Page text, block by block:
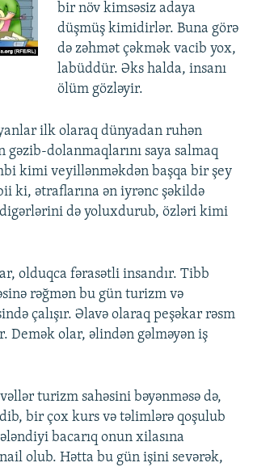
bir növ kimsəsiz adaya
düşmüş kimidirlər. Buna görə
də zəhmət çəkmək vacib yox,
labüddür. Əks halda, insanı
ölüm gözləyir.
ilk olaraq dünyadan ruhən
gəzib-dolanmaqlarını saya salmaq
kimi veyillənməkdən başqa bir şey
ki, ətraflarına ən iyrənc şəkildə
digərlərini də yoluxdurub, özləri kimi
olduqca fərasətli insandır. Tibb
rəğmən bu gün turizm və
çalışır. Əlavə olaraq peşəkar rəsm
Demək olar, əlindən gəlməyən iş
turizm sahəsini bəyənməsə də,
bir çox kurs və təlimlərə qoşulub
bacarıq onun xilasına
olub. Hətta bu gün işini sevərək,